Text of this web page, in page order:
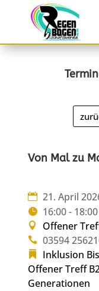
Von Mal zu
21. April
16:00 - 18:00
Offener
03594
Inklusion
Offener Treff
Generationen